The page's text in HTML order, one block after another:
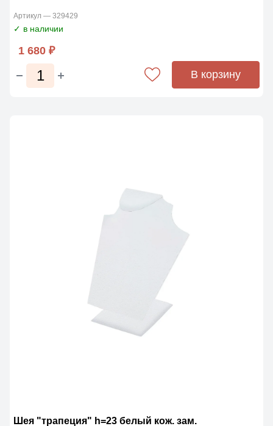
Артикул — 329429
✓ в наличии
1 680 ₽
В корзину
Шея "трапеция" h=23 белый кож. зам.